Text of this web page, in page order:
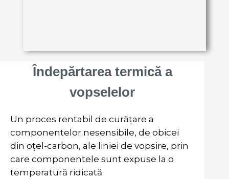
Îndepărtarea termică a
vopselelor
Un proces rentabil de curățare a
componentelor nesensibile, de obicei
din oțel-carbon, ale liniei de vopsire, prin
care componentele sunt expuse la o
temperatură ridicată.